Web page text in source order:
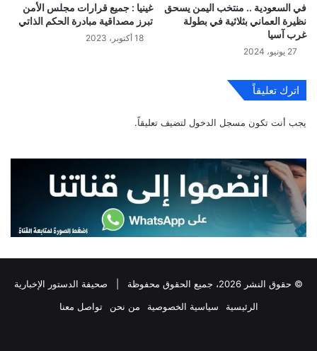
في السعودية .. منتخب اليمن يسحق
نظيرة العماني بثلاثية في بطولة
غرب آسيا
27 يونيو، 2024
غينيا : جميع قرارات مجلس الأمن
تبرز مصداقية مبادرة الحكم الذاتي
18 أكتوبر، 2023
اترك تعليقاً
يجب أنت تكون مسجل الدخول لتضيف تعليقاً.
© حقوق النشر 2026، جميع الحقوق محفوظة |
صحيفة الدستور الإخبارية
الرئيسية
سياسية الخصوصية من نحن تواصل معنا